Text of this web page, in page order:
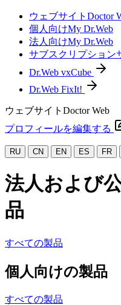
ウェブサイトDoctor
個人向けMy Dr.Web
法人向けMy Dr.Web
サブスクリプション
Dr.Web vxCube
Dr.Web FixIt!
ウェブサイトDoctor Web
プロフィールを編集する
RU CN EN ES FR
法人および
品
すべての製品
個人向けの製品
すべての製品